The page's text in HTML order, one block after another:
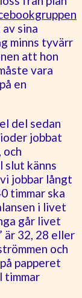
sina
minns tyvärr
att hon
vara
en
del sedan
jobbat
och
känns
jobbar långt
timmar ska
i livet
går livet
är 32, 28 eller
och
papperet
timmar